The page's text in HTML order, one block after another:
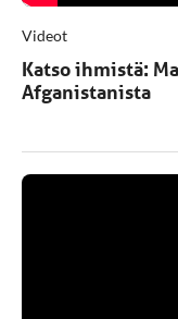
Videot
Katso ihmistä:
Afganistanista